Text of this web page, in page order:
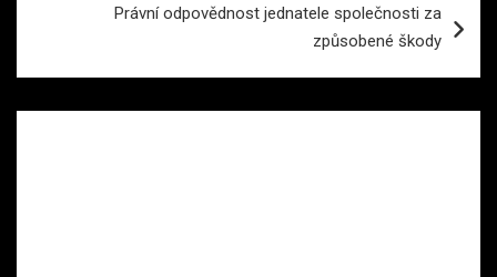
Právní odpovědnost jednatele společnosti za
způsobené škody